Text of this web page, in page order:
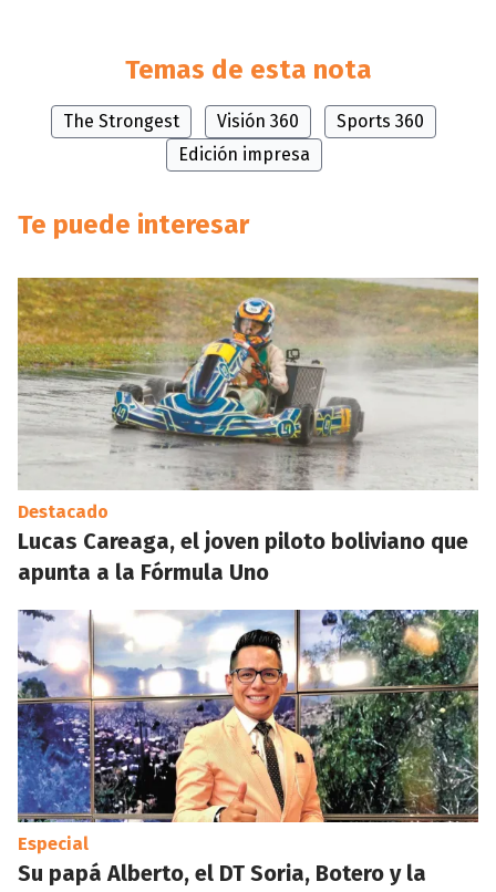
Temas de esta nota
The Strongest Visión 360
Sports 360
Edición impresa
Te puede interesar
Destacado
Lucas Careaga, el joven piloto boliviano que
apunta a la Fórmula Uno
Especial
Su papá Alberto, el DT Soria, Botero y la